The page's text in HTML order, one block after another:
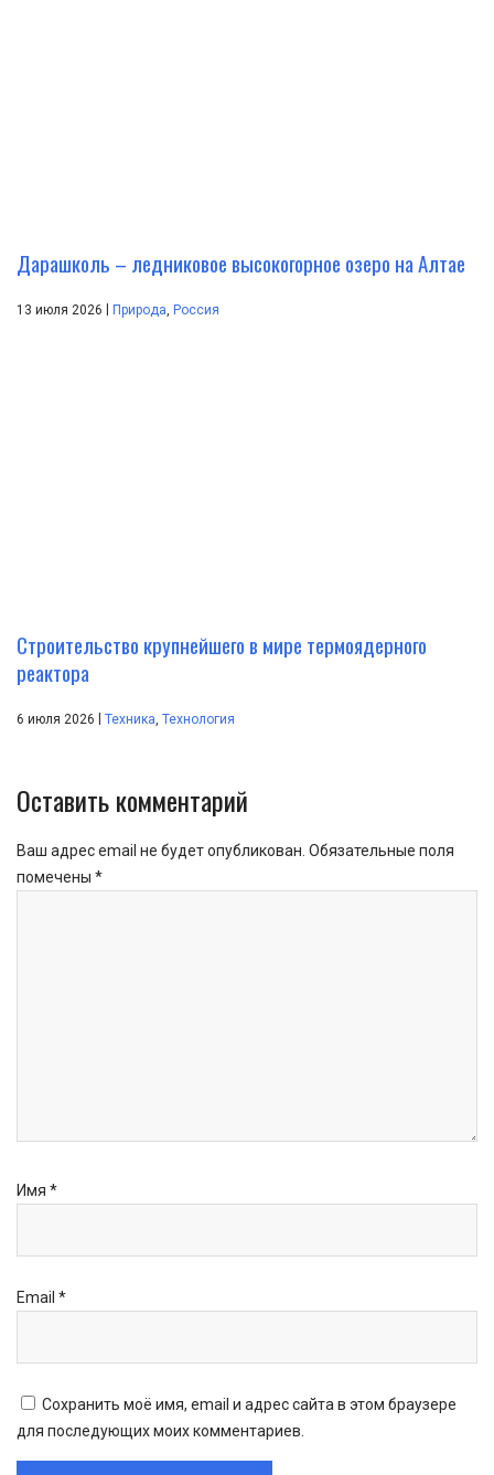
Дарашколь – ледниковое высокогорное озеро на Алтае
13 июля 2026 Природа, Россия
Строительство крупнейшего в мире термоядерного
реактора
6 июля 2026 | Техника Технология
Оставить комментарий
Ваш адрес email не будет опубликован. Обязательные поля
помечены *
Имя *
Email *
Сохранить моё имя, email и адрес сайта в этом браузере
для последующих моих комментариев.